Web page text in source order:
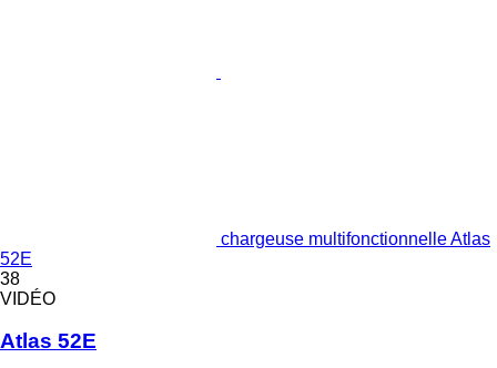
chargeuse multifonctionnelle Atlas
52E
38
VIDÉO
Atlas 52E